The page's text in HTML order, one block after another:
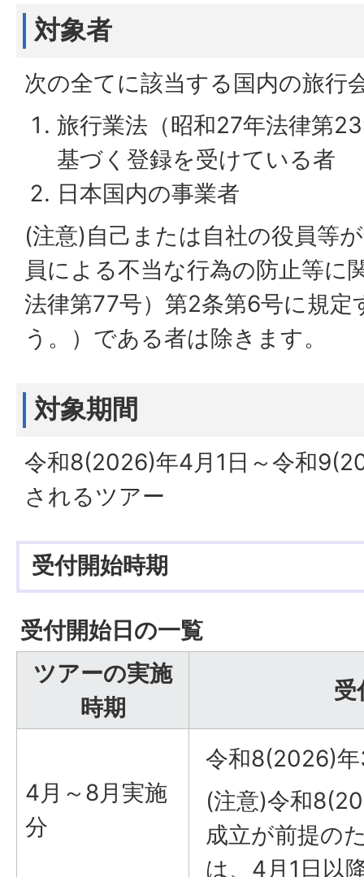
対象者
次の全てに該当する国内の旅行
旅行業法（昭和27年法律第
基づく登録を受けている者
日本国内の事業者
(注意)自己または自社の役員等
員による不当な行為の防止等に
法律第77号）第2条第6号に規定
う。）である者は除きます。
対象期間
令和8(2026)年4月1日～令和
されるツアー
受付開始時期
受付開始日の一覧
ツアーの実施
時期
受
4月～8月実施
分
令和8(2026)
(注意)令和
成立が前提の
は、4月1日以